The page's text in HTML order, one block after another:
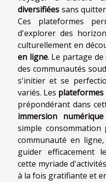
diversifiées sans
Ces plateformes
d'explorer des
culturellement en
en ligne. Le partage de
des communautés
s'initier et se
variés. Les plateformes
prépondérant dans
immersion numérique
simple consommation
communauté en
guider efficacement
cette myriade
à la fois gratifiante et